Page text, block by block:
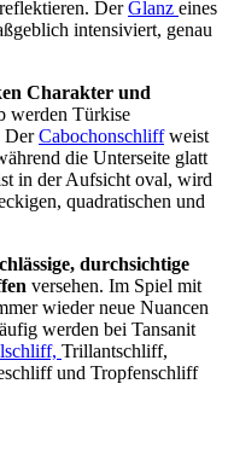
DerGlanz eines
intensiviert, genau
Charakter und
werden Türkise
DerCabochonschliffweist
die Unterseite glatt
in der Aufsicht oval, wird
quadratischen und
durchsichtige
versehen. Im Spiel mit
wieder neue Nuancen
werden bei Tansanit
Trillantschliff,
und Tropfenschliff